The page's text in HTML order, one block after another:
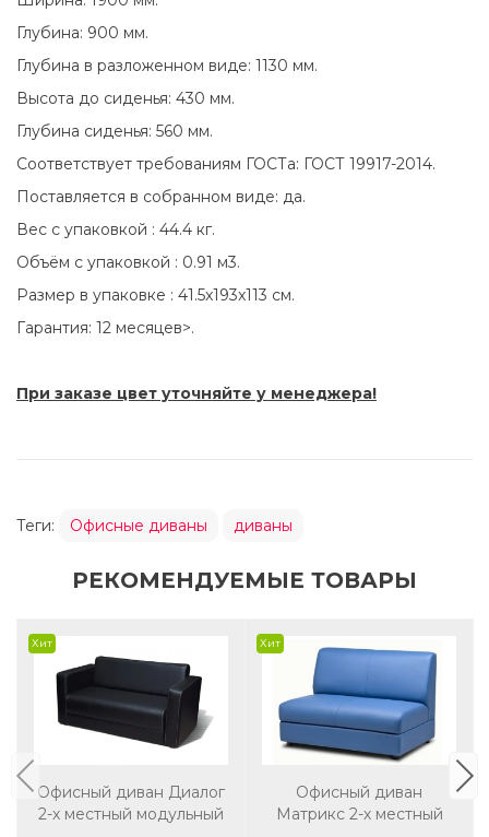
Глубина: 900 мм.
Глубина в разложенном виде: 1130 мм.
Высота до сиденья: 430 мм.
Глубина сиденья: 560 мм.
Соответствует требованиям ГОСТа: ГОСТ 19917-2014.
Поставляется в собранном виде: да.
Вес с упаковкой : 44.4 кг.
Объём с упаковкой : 0.91 м3.
Размер в упаковке : 41.5x193x113 см.
Гарантия: 12 месяцев>.
При заказе цвет уточняйте у менеджера!
Теги: Офисные диваны диваны
РЕКОМЕНДУЕМЫЕ ТОВАРЫ
Хит
Офисный диван Диалог
2-х местный модульный
Хит
Офисный диван
Матрикс 2-х местный